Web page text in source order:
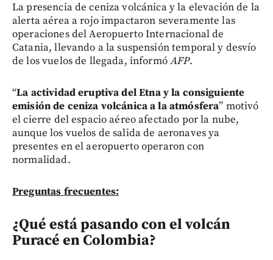
La presencia de ceniza volcánica y la elevación de la
alerta aérea a rojo impactaron severamente las
operaciones del Aeropuerto Internacional de
Catania, llevando a la suspensión temporal y desvío
de los vuelos de llegada, informóAFP.
“La actividad eruptiva del Etna y la consiguiente
emisión de ceniza volcánica a la atmósfera” motivó
el cierre del espacio aéreo afectado por la nube,
aunque los vuelos de salida de aeronaves ya
presentes en el aeropuerto operaron con
normalidad.
Preguntas frecuentes:
¿Qué está pasando con el volcán
Puracé en Colombia?